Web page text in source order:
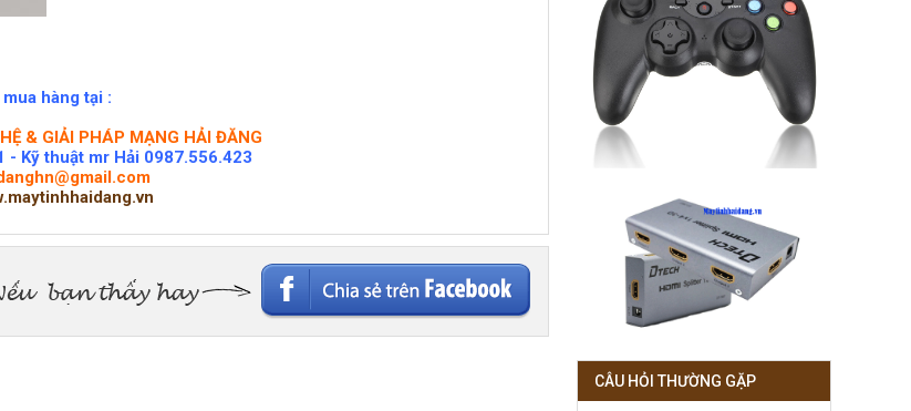
hàng tại :
& GIẢI PHÁP MẠNG HẢI ĐĂNG
- Kỹ thuật mr Hải 0987.556.423
CÂU HỎI THƯỜNG GẶP